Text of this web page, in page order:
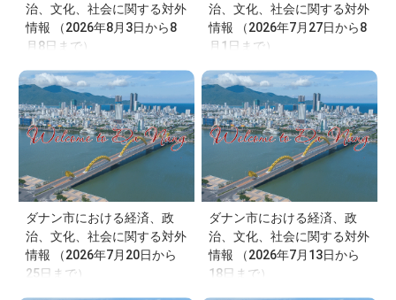
治、文化、社会に関する対外
情報 （2026年8月3日から8
月8日まで）
治、文化、社会に関する対外
情報 （2026年7月27日から8
月1日まで）
ダナン市における経済、政
治、文化、社会に関する対外
情報 （2026年7月20日から
25日まで）
ダナン市における経済、政
治、文化、社会に関する対外
情報 （2026年7月13日から
18日まで）